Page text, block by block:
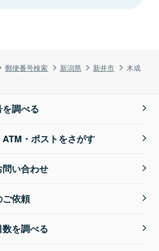
郵便番号検索 新潟県 新井市 木成
調べる
・ポストをさがす
い合わせ
依頼
を調べる